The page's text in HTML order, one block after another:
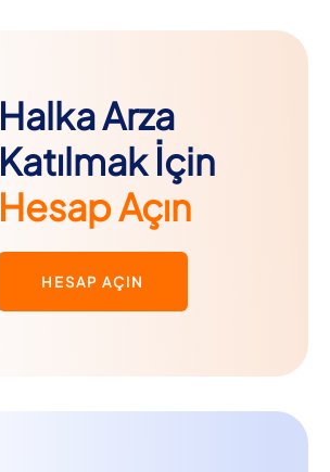
Halka Arza
Katılmak İçin
Hesap Açın
HESAP AÇIN